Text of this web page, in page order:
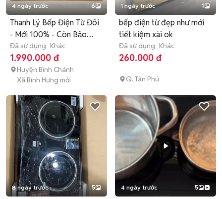
4 ngày trước 6
Thanh Lý Bếp Điện Từ Đôi
- Mới 100% - Còn Bảo
Hành
Đã sử dụng Khác
1.990.000 đ
Huyện Bình Chánh
Xã Bình Hưng mới
1 ngày trước 1
bếp điện từ đẹp như mới
tiết kiệm xài ok
Đã sử dụng Khác
260.000 đ
Q. Tân Phú
8 ngày trước 5 4 ngày trước 5